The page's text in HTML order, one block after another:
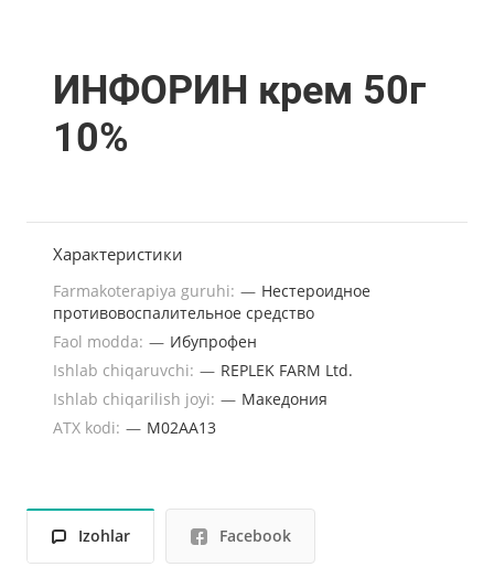
ИНФОРИН крем 50г
10%
Характеристики
Farmakoterapiya guruhi: — Нестероидное
противовоспалительное средство
Faol modda: — Ибупрофен
Ishlab chiqaruvchi: — REPLEK FARM Ltd.
Ishlab chiqarilish joyi: — Македония
ATX kodi: — M02AA13
Izohlar Facebook